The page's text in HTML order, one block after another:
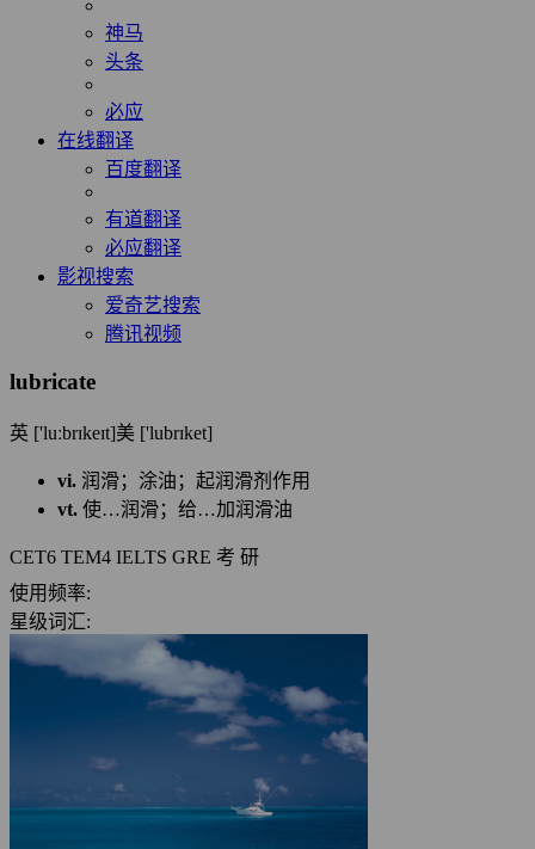
神马
头条
必应
在线翻译
百度翻译
有道翻译
必应翻译
影视搜索
爱奇艺搜索
腾讯视频
lubricate
英 ['luːbrɪkeɪt]美 ['lubrɪket]
vi. 润滑；涂油；起润滑剂作用
vt. 使…润滑；给…加润滑油
CET6 TEM4 IELTS GRE 考 研
使用频率:
星级词汇: